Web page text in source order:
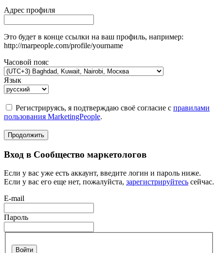
Адрес профиля
Это будет в конце ссылки на ваш профиль, например:
http://marpeople.com/profile/yourname
Часовой пояс
Язык
Регистрируясь, я подтверждаю своё согласие с правилами
пользования MarketingPeople.
Продолжить
Вход в Сообщество маркетологов
Если у вас уже есть аккаунт, введите логин и пароль ниже.
Если у вас его еще нет, пожалуйста, зарегистрируйтесь сейчас.
E-mail
Пароль
Войти